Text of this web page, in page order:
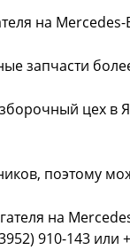
на
запчасти
цех в
поэтому
на
910-143 или